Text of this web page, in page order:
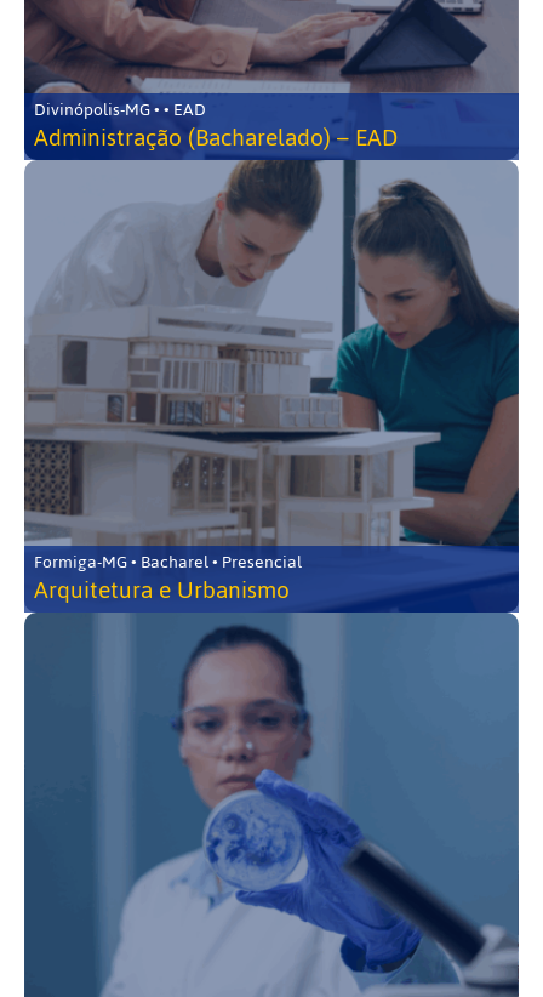
Divinópolis-MG • • EAD
Administração (Bacharelado) – EAD
Formiga-MG • Bacharel • Presencial
Arquitetura e Urbanismo